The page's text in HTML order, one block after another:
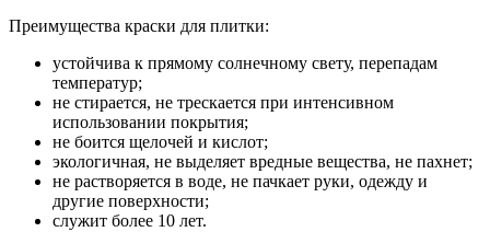
Преимущества краски для плитки:
устойчива к прямому солнечному свету, перепадам
температур;
не стирается, не трескается при интенсивном
использовании покрытия;
не боится щелочей и кислот;
экологичная, не выделяет вредные вещества, не пахнет;
не растворяется в воде, не пачкает руки, одежду и
другие поверхности;
служит более 10 лет.